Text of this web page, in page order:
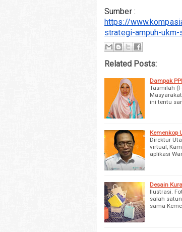
https://
strategi-ampuh-
Related Posts:
Dampak
Tasmilah
ini tentu
Kemenkop
Direktur
virtual,
aplikasi
Desain
Ilustrasi.
salah
sama